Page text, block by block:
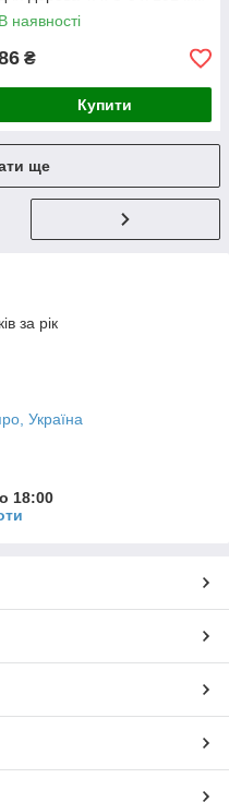
В наявності
₴
Купити
ще
за рік
Україна
18:00